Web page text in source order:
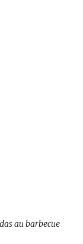
au barbecue